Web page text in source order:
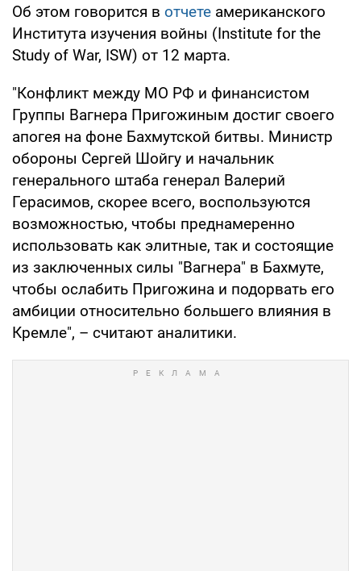
Об этом говорится в отчете американского
Института изучения войны (Institute for the
Study of War, ISW) от 12 марта.
"Конфликт между МО РФ и финансистом
Группы Вагнера Пригожиным достиг своего
апогея на фоне Бахмутской битвы. Министр
обороны Сергей Шойгу и начальник
генерального штаба генерал Валерий
Герасимов, скорее всего, воспользуются
возможностью, чтобы преднамеренно
использовать как элитные, так и состоящие
из заключенных силы "Вагнера" в Бахмуте,
чтобы ослабить Пригожина и подорвать его
амбиции относительно большего влияния в
Кремле", – считают аналитики.